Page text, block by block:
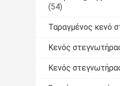
(54)
Ταραγμένος κενό
Κενός
Κενός